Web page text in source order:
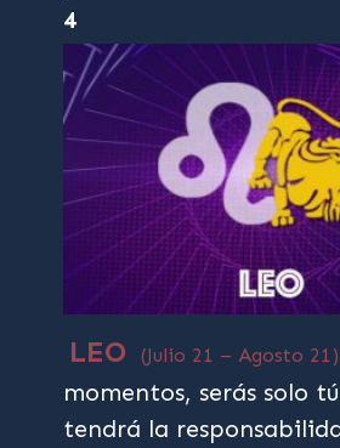
4
LEO (Julio 21 – Agosto 21)
momentos, serás solo
tendrá la